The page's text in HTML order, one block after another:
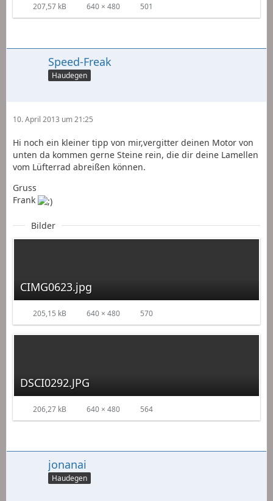
207,57 kB 640 × 480 501
Speed-Freak
Haudegen
10. April 2013 um 21:25
Hi noch ein kleiner tipp von mir,vergitter deinen Motor von
unten da kommen gerne Steine rein, die dir deine Lamellen
vom Lüfterrad abreißen können.
Gruss
Frank
Bilder
CIMG0623.jpg
205,15 kB 640 × 480 570
DSCI0292.JPG
206,27 kB 640 × 480 564
jonanai
Haudegen